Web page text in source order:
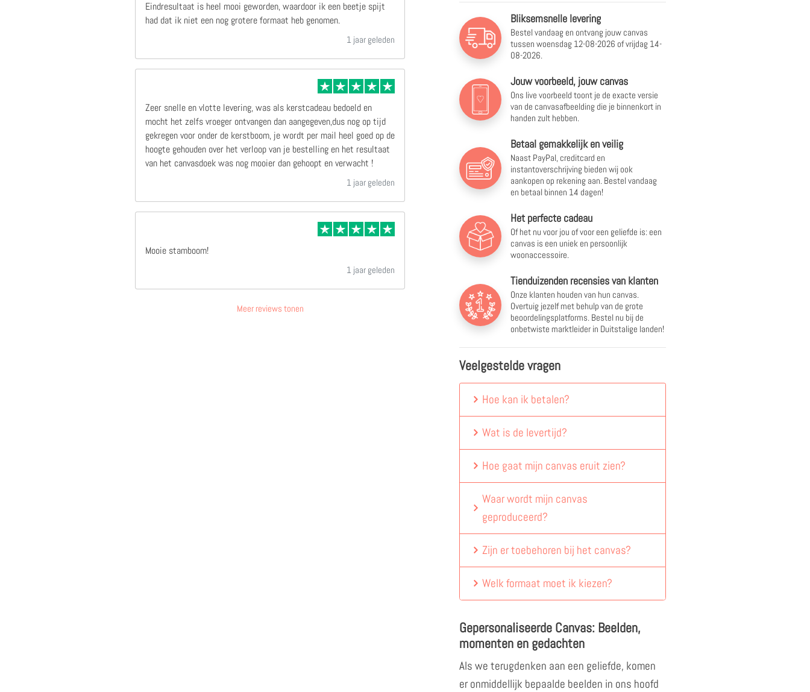
Eindresultaat is heel mooi geworden, waardoor ik een beetje spijt
had dat ik niet een nog grotere formaat heb genomen.
1 jaar geleden
Zeer snelle en vlotte levering, was als kerstcadeau bedoeld en
mocht het zelfs vroeger ontvangen dan aangegeven,dus nog op tijd
gekregen voor onder de kerstboom, je wordt per mail heel goed op de
hoogte gehouden over het verloop van je bestelling en het resultaat
van het canvasdoek was nog mooier dan gehoopt en verwacht !
1 jaar geleden
Mooie stamboom!
1 jaar geleden
Meer reviews tonen
Bliksemsnelle levering
Bestel vandaag en ontvang jouw canvas
tussen woensdag 12-08-2026 of vrijdag 14-
08-2026.
Jouw voorbeeld, jouw canvas
Ons live voorbeeld toont je de exacte versie
van de canvasafbeelding die je binnenkort in
handen zult hebben.
Betaal gemakkelijk en veilig
Naast PayPal, creditcard en
instantoverschrijving bieden wij ook
aankopen op rekening aan. Bestel vandaag
en betaal binnen 14 dagen!
Het perfecte cadeau
Of het nu voor jou of voor een geliefde is: een
canvas is een uniek en persoonlijk
woonaccessoire.
Tienduizenden recensies van klanten
Onze klanten houden van hun canvas.
Overtuig jezelf met behulp van de grote
beoordelingsplatforms. Bestel nu bij de
onbetwiste marktleider in Duitstalige landen!
Veelgestelde vragen
Hoe kan ik betalen?
Wat is de levertijd?
Hoe gaat mijn canvas eruit zien?
Waar wordt mijn canvas
geproduceerd?
Zijn er toebehoren bij het canvas?
Welk formaat moet ik kiezen?
Gepersonaliseerde Canvas: Beelden,
momenten en gedachten
Als we terugdenken aan een geliefde, komen
er onmiddellijk bepaalde beelden in ons hoofd